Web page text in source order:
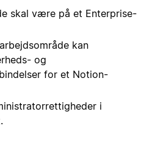
skal være på et Enterprise-
kan
og
for et Notion-
i